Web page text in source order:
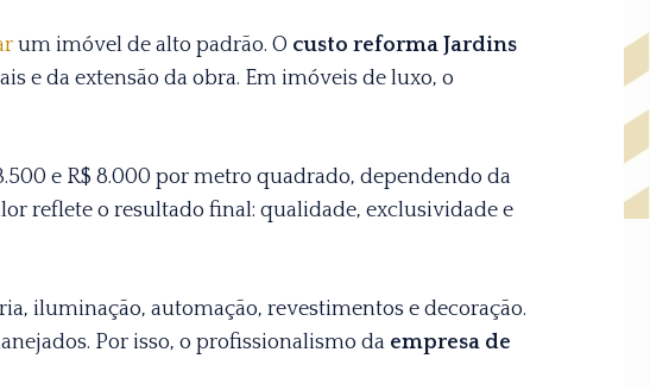
um imóvel de alto padrão. O custo reforma Jardins
e da extensão da obra. Em imóveis de luxo, o
e R$ 8.000 por metro quadrado, dependendo da
reflete o resultado final: qualidade, exclusividade e
iluminação, automação, revestimentos e decoração.
Por isso, o profissionalismo da empresa de